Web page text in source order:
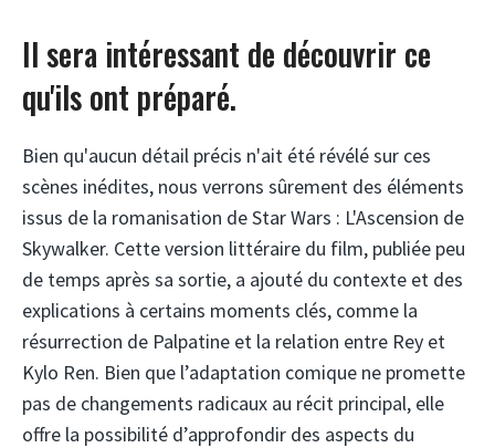
Il sera intéressant de découvrir ce
qu'ils ont préparé.
Bien qu'aucun détail précis n'ait été révélé sur ces
scènes inédites, nous verrons sûrement des éléments
issus de la romanisation de Star Wars : L'Ascension de
Skywalker. Cette version littéraire du film, publiée peu
de temps après sa sortie, a ajouté du contexte et des
explications à certains moments clés, comme la
résurrection de Palpatine et la relation entre Rey et
Kylo Ren. Bien que l’adaptation comique ne promette
pas de changements radicaux au récit principal, elle
offre la possibilité d’approfondir des aspects du